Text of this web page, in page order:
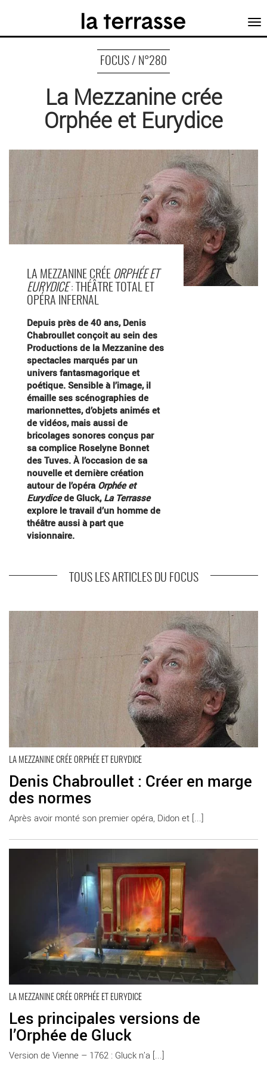
FOCUS / N°280
La Mezzanine crée
Orphée et Eurydice
LA MEZZANINE CRÉE ORPHÉE ET
EURYDICE: THÉÂTRE TOTAL ET
OPÉRA INFERNAL
Depuis près de 40 ans, Denis
Chabroullet conçoit au sein des
Productions de la Mezzanine des
spectacles marqués par un
univers fantasmagorique et
poétique. Sensible à l’image, il
émaille ses scénographies de
marionnettes, d’objets animés et
de vidéos, mais aussi de
bricolages sonores conçus par
sa complice Roselyne Bonnet
des Tuves. À l’occasion de sa
nouvelle et dernière création
autour de l’opéra Orphée et
Eurydicede Gluck, La Terrasse
explore le travail d’un homme de
théâtre aussi à part que
visionnaire.
TOUS LES ARTICLES DU FOCUS
LA MEZZANINE CRÉE ORPHÉE ET EURYDICE
Denis Chabroullet : Créer en marge
des normes
Après avoir monté son premier opéra, Didon et [...]
En savoir plus
LA MEZZANINE CRÉE ORPHÉE ET EURYDICE
Les principales versions de
l’Orphée de Gluck
Version de Vienne – 1762 : Gluck n’a [...]
En savoir plus